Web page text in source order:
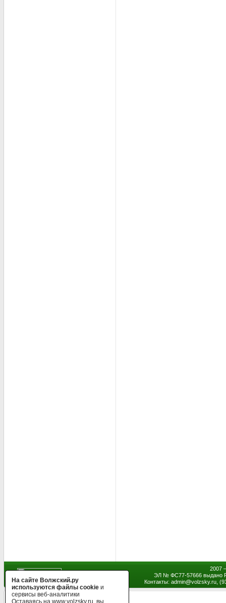
2007
ЭЛ № ФС77-57666 выдано
Контакты: admin@volzsky.ru,
На сайте Волжский.ру
используются файлы cookie и
сервисы веб-аналитики
Оставаясь на www.volzsky.ru, вы